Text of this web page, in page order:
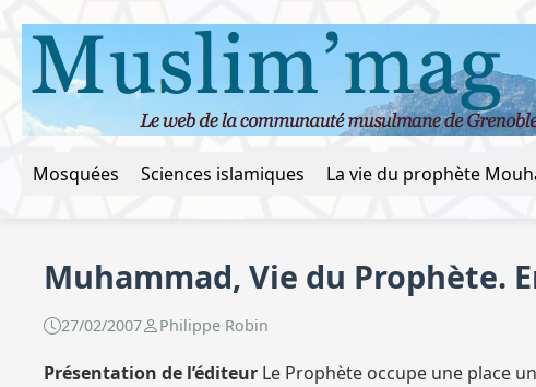
Mosquées Sciences islamiques
Muhammad, Vie du Prophète.
27/02/2007 Philippe Robin
Présentation de l’éditeur Le Prophète occupe une place